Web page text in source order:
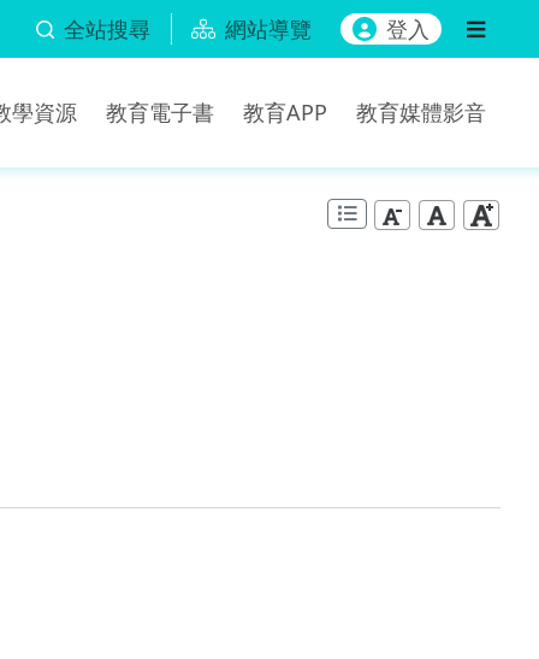
全站搜尋 網站導覽 登入
學資源 教育電子書 教育APP 教育媒體影音